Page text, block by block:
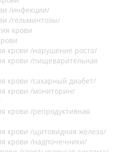
/инфекции/
/гельминтозы/
крови
крови /нарушение роста/
крови /пищеварительная
крови /сахарный диабет/
крови /мониторинг
крови /репродуктивная
крови /щитовидная железа/
крови /надпочечники/